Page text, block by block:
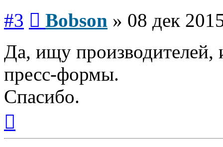
#3 Bobson » 08 дек
Да, ищу производителей,
пресс-формы.
Спасибо.
началу